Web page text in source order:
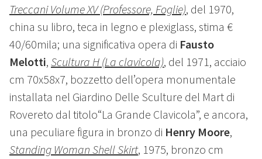
Treccani Volume XV (Professore, Foglie), del 1970,
china su libro, teca in legno e plexiglass, stima €
40/60mila; una significativa opera di Fausto
Melotti, Scultura H (La clavicola), del 1971, acciaio
cm 70x58x7, bozzetto dell’opera monumentale
installata nel Giardino Delle Sculture del Mart di
Rovereto dal titolo“La Grande Clavicola”, e ancora,
una peculiare figura in bronzo di Henry Moore,
Standing Woman Shell Skirt, 1975, bronzo cm